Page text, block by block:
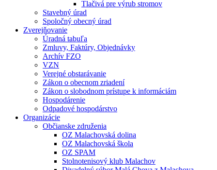
Tlačivá pre výrub stromov
Stavebný úrad
Spoločný obecný úrad
Zverejňovanie
Úradná tabuľa
Zmluvy, Faktúry, Objednávky
Archív FZO
VZN
Verejné obstarávanie
Zákon o obecnom zriadení
Zákon o slobodnom prístupe k informáciám
Hospodárenie
Odpadové hospodárstvo
Organizácie
Občianske združenia
OZ Malachovská dolina
OZ Malachovská škola
OZ SPAM
Stolnotenisový klub Malachov